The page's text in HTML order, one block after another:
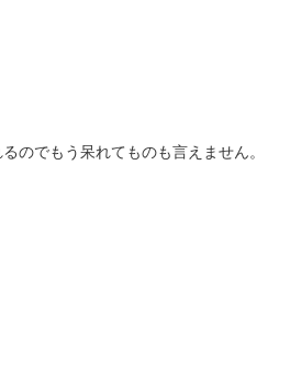
のでもう呆れてものも言えません。